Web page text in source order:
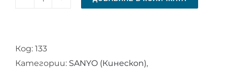
количество
управление
за
Код: 133
Категории: SANYO (Кинескоп),